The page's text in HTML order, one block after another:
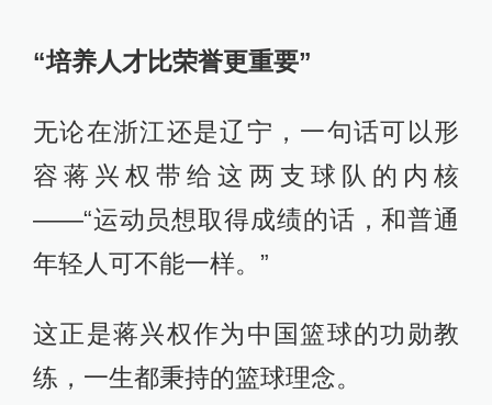
“培养人才比荣誉更重要”
无论在浙江还是辽宁，一句话可以形
容蒋兴权带给这两支球队的内核
——“运动员想取得成绩的话，和普通
年轻人可不能一样。”
这正是蒋兴权作为中国篮球的功勋教
练，一生都秉持的篮球理念。